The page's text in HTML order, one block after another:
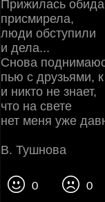
Прижилась
присмирела,
люди обступили
и дела...
Снова
пью с друзьями,
и никто не знает,
что на свете
нет меня уже
В. Тушнова
0 0